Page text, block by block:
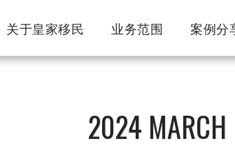
关于皇家移民 业务范围 案例分
2024 MARCH